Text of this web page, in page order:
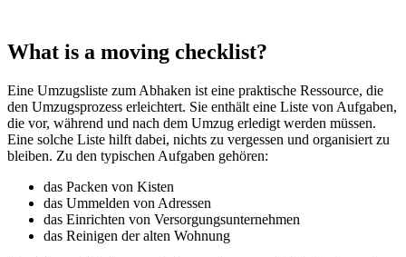
What is a moving checklist?
Eine Umzugsliste zum Abhaken ist eine praktische Ressource, die
den Umzugsprozess erleichtert. Sie enthält eine Liste von Aufgaben,
die vor, während und nach dem Umzug erledigt werden müssen.
Eine solche Liste hilft dabei, nichts zu vergessen und organisiert zu
bleiben. Zu den typischen Aufgaben gehören:
das Packen von Kisten
das Ummelden von Adressen
das Einrichten von Versorgungsunternehmen
das Reinigen der alten Wohnung